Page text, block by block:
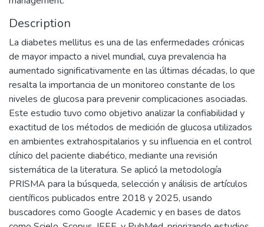
Description
La diabetes mellitus es una de las enfermedades crónicas
de mayor impacto a nivel mundial, cuya prevalencia ha
aumentado significativamente en las últimas décadas, lo que
resalta la importancia de un monitoreo constante de los
niveles de glucosa para prevenir complicaciones asociadas.
Este estudio tuvo como objetivo analizar la confiabilidad y
exactitud de los métodos de medición de glucosa utilizados
en ambientes extrahospitalarios y su influencia en el control
clínico del paciente diabético, mediante una revisión
sistemática de la literatura. Se aplicó la metodología
PRISMA para la búsqueda, selección y análisis de artículos
científicos publicados entre 2018 y 2025, usando
buscadores como Google Academic y en bases de datos